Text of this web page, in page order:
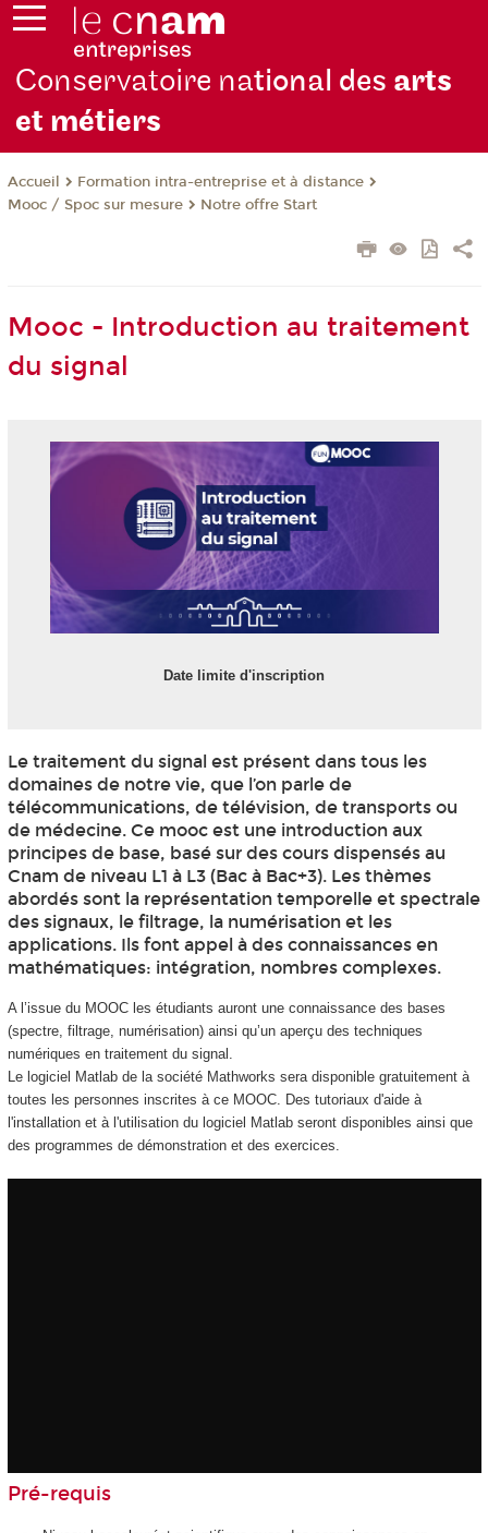
Conservatoire national des arts
et métiers
Accueil
Formation intra-entreprise et à distance
Mooc / Spoc sur mesure
Notre offre Start
Mooc - Introduction au traitement
du signal
Date limite d'inscription
Le traitement du signal est présent dans tous les
domaines de notre vie, que l’on parle de
télécommunications, de télévision, de transports ou
de médecine. Ce mooc est une introduction aux
principes de base, basé sur des cours dispensés au
Cnam de niveau L1 à L3 (Bac à Bac+3). Les thèmes
abordés sont la représentation temporelle et spectrale
des signaux, le filtrage, la numérisation et les
applications. Ils font appel à des connaissances en
mathématiques: intégration, nombres complexes.
A l’issue du MOOC les étudiants auront une connaissance des bases
(spectre, filtrage, numérisation) ainsi qu’un aperçu des techniques
numériques en traitement du signal.
Le logiciel Matlab de la société Mathworks sera disponible gratuitement à
toutes les personnes inscrites à ce MOOC. Des tutoriaux d'aide à
l'installation et à l'utilisation du logiciel Matlab seront disponibles ainsi que
des programmes de démonstration et des exercices.
Pré-requis